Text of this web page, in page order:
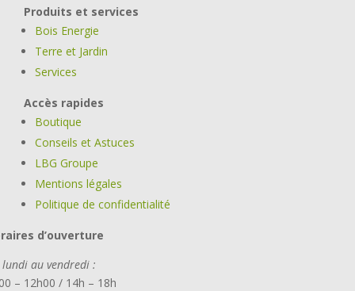
Produits et services
Bois Energie
Terre et Jardin
Services
Accès rapides
Boutique
Conseils et Astuces
LBG Groupe
Mentions légales
Politique de confidentialité
d’ouverture
lundi au vendredi :
– 12h00 / 14h – 18h